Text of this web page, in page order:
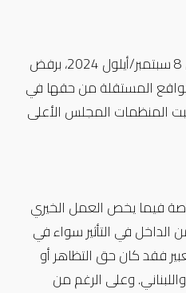
في بيان مشترك أدنت مجموعة من منظمات المجتمع المدني قرار المجلس الأعلى لتنظيم الإعلام، الصادر في 8 سبتمبر/أيلول 2024، برفض
المستقلة من حقها في
المنظمات المجلس الأعلى
فيما يخص العمل الخيري
في التأثير سواء في
فقد كان حق التظاهر أو
وعلى الرغم من